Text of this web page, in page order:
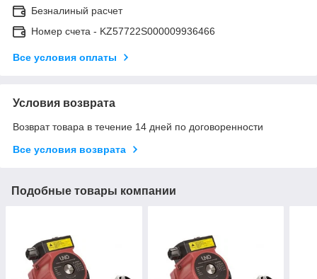
Безналиный расчет
Номер счета - KZ57722S000009936466
Все условия оплаты
Условия возврата
Возврат товара в течение 14 дней по договоренности
Все условия возврата
Подобные товары компании